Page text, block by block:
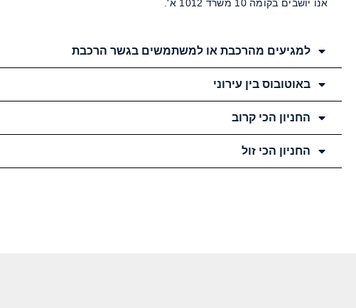
אנו יושבים בקומה 10 משרד 1012 א'.
למגיעים מהרכבת או למשתמשים בגשר הרכבת
באוטובוס בין עירוני
החניון הכי קרוב
החניון הכי זול